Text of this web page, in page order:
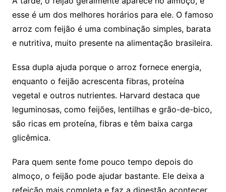
esse é um dos melhores horários para ele. O famoso
arroz com feijão é uma combinação simples, barata
e nutritiva, muito presente na alimentação brasileira.
Essa dupla ajuda porque o arroz fornece energia,
enquanto o feijão acrescenta fibras, proteína
vegetal e outros nutrientes. Harvard destaca que
leguminosas, como feijões, lentilhas e grão-de-bico,
são ricas em proteína, fibras e têm baixa carga
glicêmica.
Para quem sente fome pouco tempo depois do
almoço, o feijão pode ajudar bastante. Ele deixa a
refeição mais completa e faz a digestão acontecer